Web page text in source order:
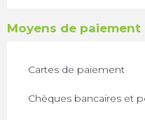
Moyens de paiement
Cartes de paiement
Chèques bancaires et